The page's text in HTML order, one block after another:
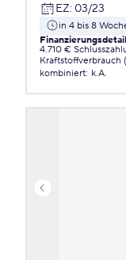
EZ: 03/23
in 4 bis 8
4.710 €
Kraftstoffverbrauch
kombiniert: k.A.